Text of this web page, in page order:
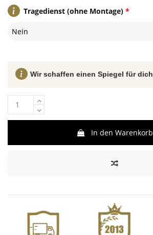
*
Tragedienst (ohne Montage)
Nein
In den Warenkorb
Wir schaffen einen Spiegel für dich